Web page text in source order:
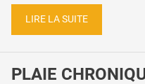
LIRE LA SUITE
PLAIE